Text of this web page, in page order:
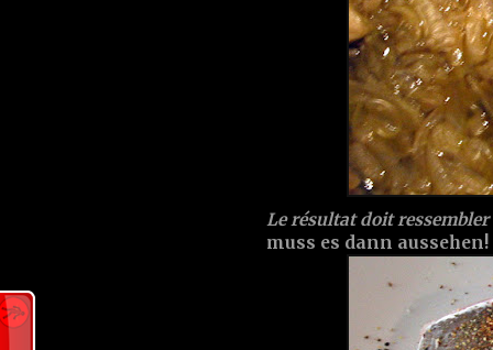
Le résultat doit
muss es dann aussehen!